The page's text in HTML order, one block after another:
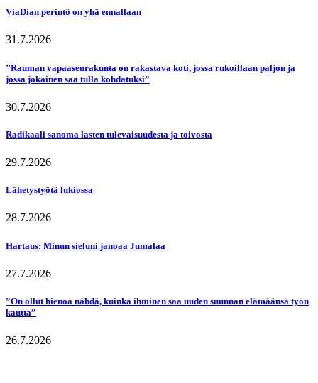
ViaDian perintö on yhä ennallaan
31.7.2026
”Rauman vapaaseurakunta on rakastava koti, jossa rukoillaan paljon ja
jossa jokainen saa tulla kohdatuksi”
30.7.2026
Radikaali sanoma lasten tulevaisuudesta ja toivosta
29.7.2026
Lähetystyötä lukiossa
28.7.2026
Hartaus: Minun sieluni janoaa Jumalaa
27.7.2026
”On ollut hienoa nähdä, kuinka ihminen saa uuden suunnan elämäänsä työn
kautta”
26.7.2026